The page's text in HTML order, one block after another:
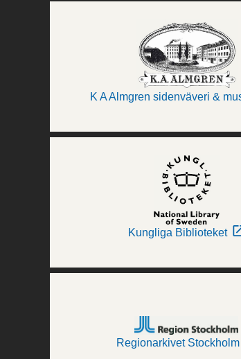
K A Almgren sidenväveri &
Kungliga Biblioteket
Regionarkivet Stockholm